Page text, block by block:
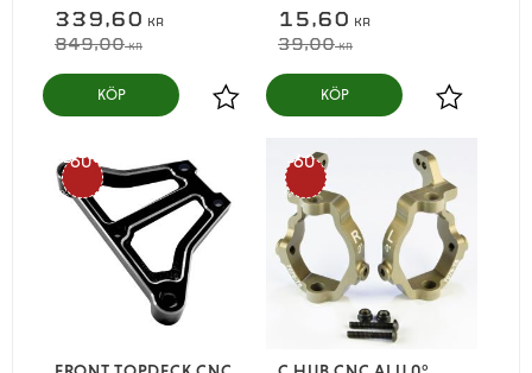
339,60 KR
849,00KR
Lägg till i favoriter
KÖP
15,60 KR
39,00KR
Lägg till i
KÖP
60
%
60
%